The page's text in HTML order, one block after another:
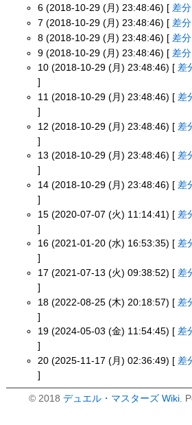
6 (2018-10-29 (月) 23:48:46) [ 差分
7 (2018-10-29 (月) 23:48:46) [ 差分
8 (2018-10-29 (月) 23:48:46) [ 差分
9 (2018-10-29 (月) 23:48:46) [ 差分
10 (2018-10-29 (月) 23:48:46) [ 差
]
11 (2018-10-29 (月) 23:48:46) [ 差
]
12 (2018-10-29 (月) 23:48:46) [ 差
]
13 (2018-10-29 (月) 23:48:46) [ 差
]
14 (2018-10-29 (月) 23:48:46) [ 差
]
15 (2020-07-07 (火) 11:14:41) [ 差
]
16 (2021-01-20 (水) 16:53:35) [ 差
]
17 (2021-07-13 (火) 09:38:52) [ 差
]
18 (2022-08-25 (木) 20:18:57) [ 差
]
19 (2024-05-03 (金) 11:54:45) [ 差
]
20 (2025-11-17 (月) 02:36:49) [ 差
]
© 2018 デュエル・マスターズ Wiki.